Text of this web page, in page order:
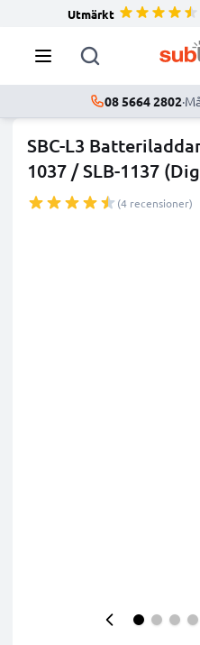
Utmärkt
08 5664 2802·
SBC-L3
1037 / SLB-1137
(4 recensioner)